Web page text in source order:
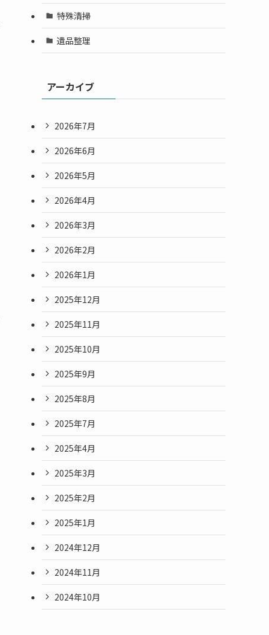
特殊清掃
遺品整理
アーカイブ
2026年7月
2026年6月
2026年5月
2026年4月
2026年3月
2026年2月
2026年1月
2025年12月
2025年11月
2025年10月
2025年9月
2025年8月
2025年7月
2025年4月
2025年3月
2025年2月
2025年1月
2024年12月
2024年11月
2024年10月